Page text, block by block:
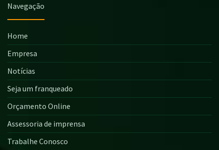
Navegação
Home
Empresa
Notícias
Seja um franqueado
Orçamento Online
Assessoria de imprensa
Trabalhe Conosco